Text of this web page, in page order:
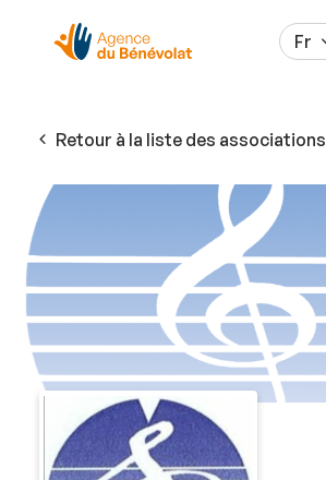
Fr
Retour à la liste des associations